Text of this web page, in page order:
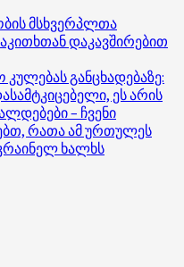
მსხვერპლთა
დაკავშირებით
განცხადებაზე:
ეს არის
– ჩვენი
რათა ამ ურთულეს
ხალხს